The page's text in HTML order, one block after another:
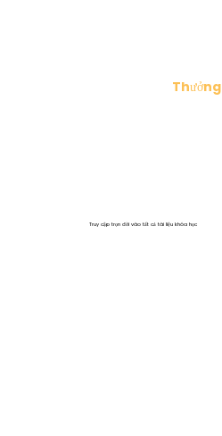
Thưởng
Truy cập trọn đời vào tất cả tài liệu khóa học